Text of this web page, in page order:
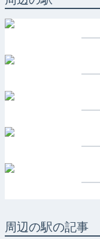
周辺の駅の記事